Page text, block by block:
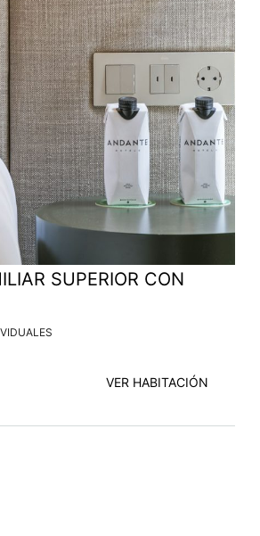
SUPERIOR CON
VER HABITACIÓN